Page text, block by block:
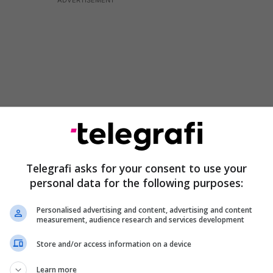
Lab, Sefer Selimi, njoftoi se krahas
studentore, do të krijohet një platformë
paraqesin argumentet dhe qëndrimet e tyre
çështje. Sipas tij se synimi është një shtet ku
të barabartë për të gjithë dhe ku
Telegrafi asks for your consent to use your
personal data for the following purposes:
Personalised advertising and content, advertising and content
measurement, audience research and services development
Store and/or access information on a device
Learn more